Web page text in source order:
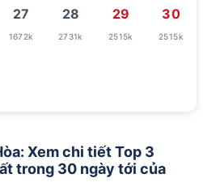
27
1672k
28
2731k
29
2515k
30
2515k
Xem chi tiết Top 3
trong 30 ngày tới của